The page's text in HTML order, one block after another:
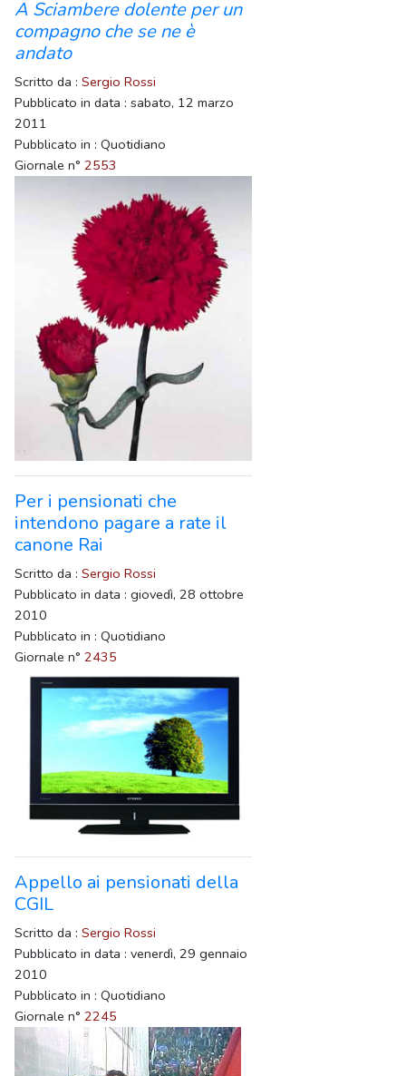
A Sciambere dolente per un
compagno che se ne è
andato
Scritto da : Sergio Rossi
Pubblicato in data : sabato, 12 marzo
2011
Pubblicato in : Quotidiano
Giornale n° 2553
Per i pensionati che
intendono pagare a rate il
canone Rai
Scritto da : Sergio Rossi
Pubblicato in data : giovedì, 28 ottobre
2010
Pubblicato in : Quotidiano
Giornale n° 2435
Appello ai pensionati della
CGIL
Scritto da : Sergio Rossi
Pubblicato in data : venerdì, 29 gennaio
2010
Pubblicato in : Quotidiano
Giornale n° 2245